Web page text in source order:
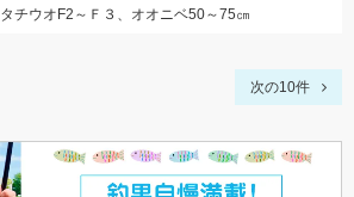
タチウオF2～Ｆ３、オオニベ50～75㎝
次の10件